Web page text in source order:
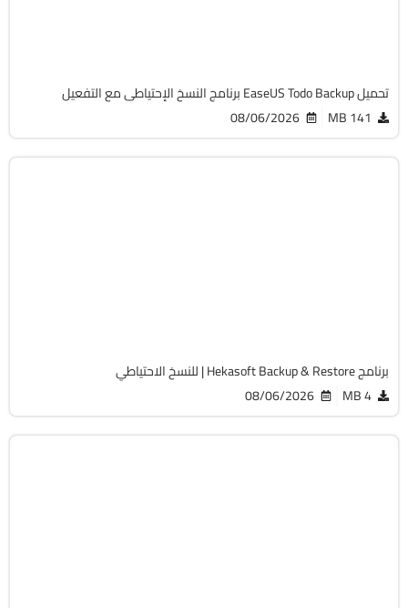
تحميل EaseUS Todo Backup برنامج النسخ الإحتياطى مع التفعيل
141 MB
08/06/2026
برنامج Hekasoft Backup & Restore | للنسخ الاحتياطي
4 MB
08/06/2026